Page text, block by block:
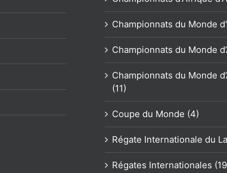
Championnats du Monde
Championnats du Monde
Championnats du Monde
(11)
Coupe du Monde (4)
Régate Internationale du
Régates Internationales